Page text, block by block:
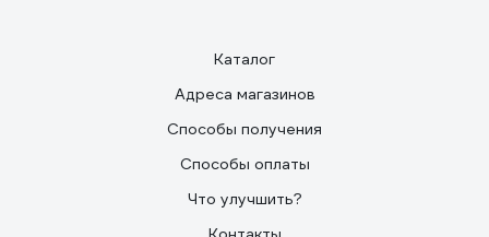
Каталог
Адреса магазинов
Способы получения
Способы оплаты
Что улучшить?